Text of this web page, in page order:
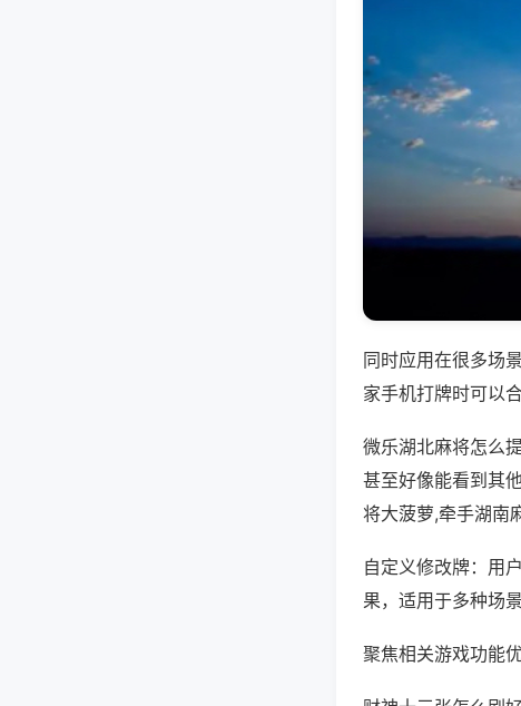
同时应用在很多场
家手机打牌时可以
微乐湖北麻将怎么
甚至好像能看到其
将大菠萝,牵手湖南
自定义修改牌：用
果，适用于多种场
聚焦相关游戏功能